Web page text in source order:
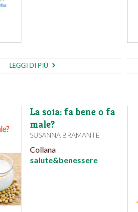
LEGGI DI PIÙ
La soia: fa bene o fa
male?
SUSANNA BRAMANTE
Collana
salute&benessere